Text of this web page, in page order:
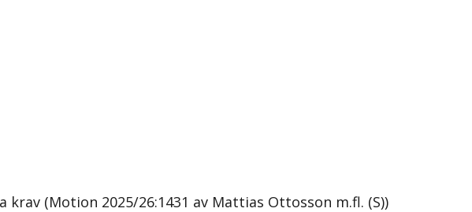
(Motion 2025/26:1431 av Mattias Ottosson m.fl. (S))